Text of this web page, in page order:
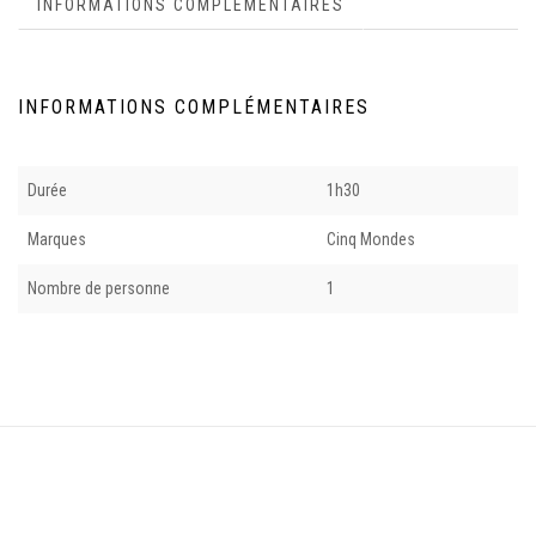
INFORMATIONS COMPLÉMENTAIRES
INFORMATIONS COMPLÉMENTAIRES
Durée 1h30
Marques Cinq Mondes
Nombre de personne 1